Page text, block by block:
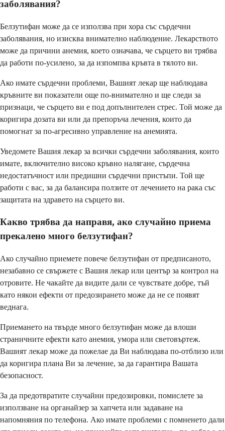
заболявания?
Белзутифан може да се използва при хора със сърдечни
заболявания, но изисква внимателно наблюдение. Лекарството
може да причини анемия, което означава, че сърцето ви трябва
да работи по-усилено, за да изпомпва кръвта в тялото ви.
Ако имате сърдечни проблеми, Вашият лекар ще наблюдава
кръвните ви показатели още по-внимателно и ще следи за
признаци, че сърцето ви е под допълнителен стрес. Той може да
коригира дозата ви или да препоръча лечения, които да
помогнат за по-агресивно управление на анемията.
Уведомете Вашия лекар за всички сърдечни заболявания, които
имате, включително високо кръвно налягане, сърдечна
недостатъчност или предишни сърдечни пристъпи. Той ще
работи с вас, за да балансира ползите от лечението на рака със
защитата на здравето на сърцето ви.
Какво трябва да направя, ако случайно приема
прекалено много белзутифан?
Ако случайно приемете повече белзутифан от предписаното,
незабавно се свържете с Вашия лекар или център за контрол на
отровите. Не чакайте да видите дали се чувствате добре, тъй
като някои ефекти от предозирането може да не се появят
веднага.
Приемането на твърде много белзутифан може да влоши
страничните ефекти като анемия, умора или световъртеж.
Вашият лекар може да пожелае да Ви наблюдава по-отблизо или
да коригира плана Ви за лечение, за да гарантира Вашата
безопасност.
За да предотвратите случайни предозировки, помислете за
използване на органайзер за хапчета или задаване на
напомняния по телефона. Ако имате проблеми с помненето дали